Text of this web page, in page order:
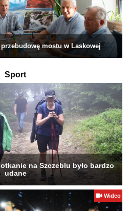
mostu w Laskowej
Sport
na Szczeblu było bardzo
udane
Wideo